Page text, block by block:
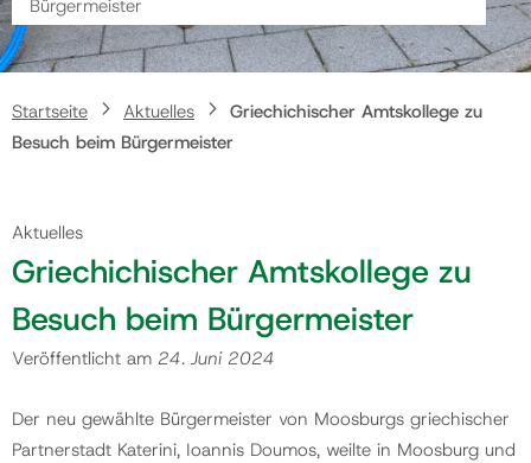
Gemeinde
Kontakt
Bürgermeister
Startseite Aktuelles
Griechichischer Amtskollege zu
Besuch beim Bürgermeister
Aktuelles
Griechichischer Amtskollege zu
Besuch beim Bürgermeister
Veröffentlicht am 24. Juni 2024
Der neu gewählte Bürgermeister von Moosburgs griechischer
Partnerstadt Katerini, Ioannis Doumos, weilte in Moosburg und